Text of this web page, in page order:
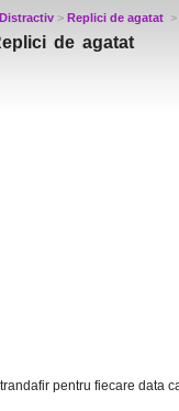
> Replici de agatat >
de agatat
pentru fiecare data